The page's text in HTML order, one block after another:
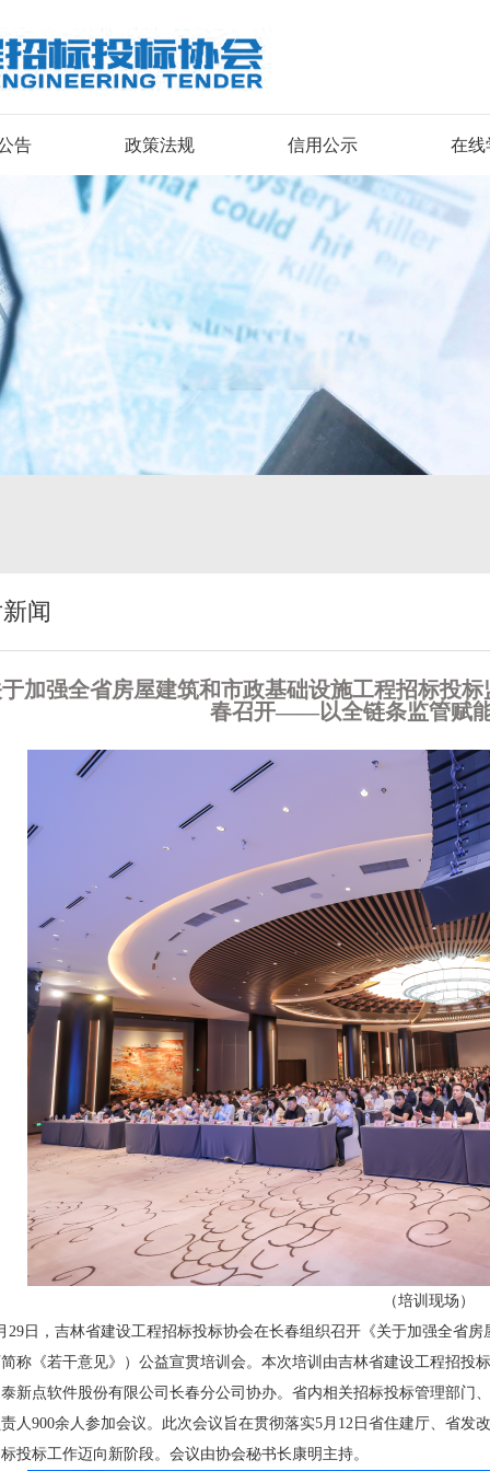
告 政策法规 信用公示 在线
闻
加强全省房屋建筑和市政基础设施工程招标投
春召开——以全链条监管赋
（培训 现场）
，吉林省建设工程招标投标协会在长春组织召开《关于加强全省房
称《若干意见》）公益宣贯培训会。本次培训由吉林省建设工程招投
新点软件股份有限公司长春分公司协办。省内相关招标投标管理部门
人900余人参加会议。此次会议旨在贯彻落实5月12日省住建厅、省
投标工作迈向新阶段。会议由协会秘书长康明主持。